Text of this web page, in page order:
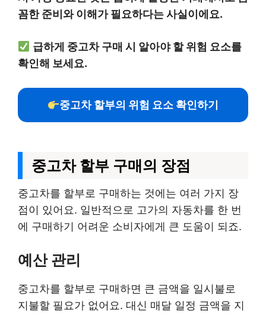
꼼한 준비와 이해가 필요하다는 사실이에요.
급하게 중고차 구매 시 알아야 할 위험 요소를
확인해 보세요.
중고차 할부의 위험 요소 확인하기
중고차 할부 구매의 장점
중고차를 할부로 구매하는 것에는 여러 가지 장
점이 있어요. 일반적으로 고가의 자동차를 한 번
에 구매하기 어려운 소비자에게 큰 도움이 되죠.
예산 관리
중고차를 할부로 구매하면 큰 금액을 일시불로
지불할 필요가 없어요. 대신 매달 일정 금액을 지